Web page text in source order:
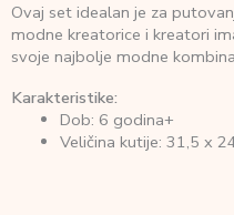
Ovaj set idealan je za
modne kreatorice i kreatori
svoje najbolje modne
Karakteristike:
Dob: 6 godina+
Veličina kutije: 31,5 x